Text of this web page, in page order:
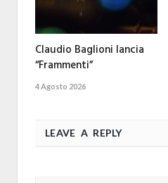
Claudio Baglioni lancia
“Frammenti”
4 Agosto 2026
LEAVE A REPLY